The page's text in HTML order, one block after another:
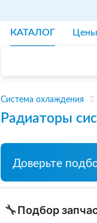
КАТАЛОГ Цены
Система охлаждения
Радиаторы
Доверьте
🔧Подбор